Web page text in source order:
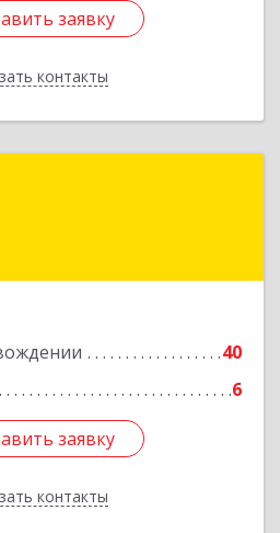
заявку
контакты
заявку
Назад
40
6
заявку
контакты
край, Анапский р-н,
заявку
Назад